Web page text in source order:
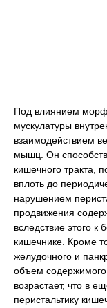
Под влиянием
мускулатуры
взаимодействием
мышц. Он
кишечного тракта,
вплоть до
нарушением
продвижения
вследствие этого
кишечнике. Кроме
желудочного и
объем содержимого
возрастает, что в
перистальтику